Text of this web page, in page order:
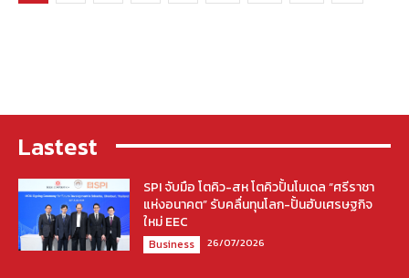
Lastest
SPI จับมือ โตคิว-สห โตคิวปั้นโมเดล “ศรีราชา
แห่งอนาคต” รับคลื่นทุนโลก-ปั้นฮับเศรษฐกิจ
ใหม่ EEC
Business 26/07/2026